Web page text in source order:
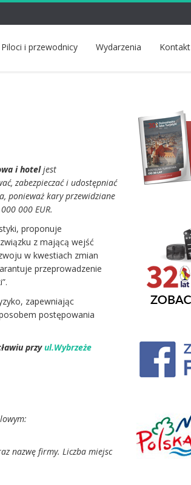
Piloci i przewodnicy Wydarzenia Kontakt
i hoteljest
zabezpieczać i udostępniać
ponieważ kary przewidziane
000 EUR.
proponuje
z mającą wejść
w kwestiach zmian
przeprowadzenie
zapewniając
postępowania
przyul.Wybrzeże
nazwę firmy. Liczba miejsc